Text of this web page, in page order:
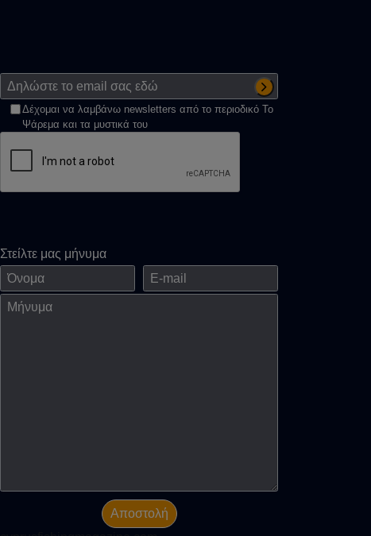
Δέχομαι να λαμβάνω newsletters από το περιοδικό Το
Ψάρεμα και τα μυστικά του
Στείλτε μας μήνυμα
Όνομα
E-mail
Μήνημα
Αποστολή